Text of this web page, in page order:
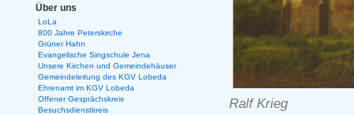
Ralf Krieg
Über uns
LoLa
800 Jahre Peterskirche
Grüner Hahn
Evangelische Singschule Jena
Unsere Kirchen und Gemeindehäuser
Gemeindeleitung des KGV Lobeda
Ehrenamt im KGV Lobeda
Offener Gesprächskreis
Besuchsdienstkreis